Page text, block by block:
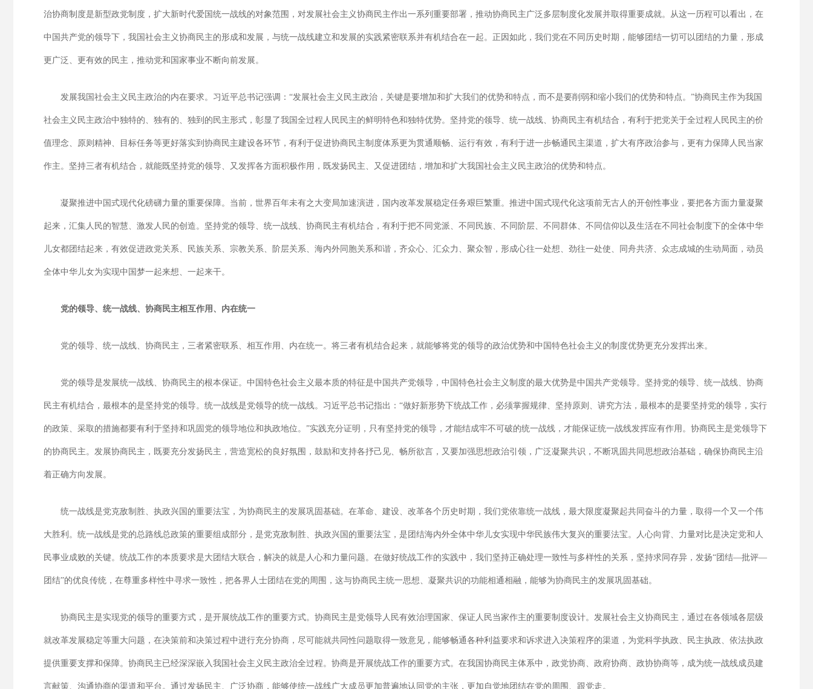
治协商制度是新型政党制度，扩大新时代爱国统一战线的对象范围，对发展社会主义协商民主作出一系列重要部署，推动协商民主广泛多层制度化发展并取得重要成就。从这一历程可以看出，在
中国共产党的领导下，我国社会主义协商民主的形成和发展，与统一战线建立和发展的实践紧密联系并有机结合在一起。正因如此，我们党在不同历史时期，能够团结一切可以团结的力量，形成
更广泛、更有效的民主，推动党和国家事业不断向前发展。
发展我国社会主义民主政治的内在要求。习近平总书记强调：“发展社会主义民主政治，关键是要增加和扩大我们的优势和特点，而不是要削弱和缩小我们的优势和特点。”协商民主作为我国
社会主义民主政治中独特的、独有的、独到的民主形式，彰显了我国全过程人民民主的鲜明特色和独特优势。坚持党的领导、统一战线、协商民主有机结合，有利于把党关于全过程人民民主的价
值理念、原则精神、目标任务等更好落实到协商民主建设各环节，有利于促进协商民主制度体系更为贯通顺畅、运行有效，有利于进一步畅通民主渠道，扩大有序政治参与，更有力保障人民当家
作主。坚持三者有机结合，就能既坚持党的领导、又发挥各方面积极作用，既发扬民主、又促进团结，增加和扩大我国社会主义民主政治的优势和特点。
凝聚推进中国式现代化磅礴力量的重要保障。当前，世界百年未有之大变局加速演进，国内改革发展稳定任务艰巨繁重。推进中国式现代化这项前无古人的开创性事业，要把各方面力量凝聚
起来，汇集人民的智慧、激发人民的创造。坚持党的领导、统一战线、协商民主有机结合，有利于把不同党派、不同民族、不同阶层、不同群体、不同信仰以及生活在不同社会制度下的全体中华
儿女都团结起来，有效促进政党关系、民族关系、宗教关系、阶层关系、海内外同胞关系和谐，齐众心、汇众力、聚众智，形成心往一处想、劲往一处使、同舟共济、众志成城的生动局面，动员
全体中华儿女为实现中国梦一起来想、一起来干。
党的领导、统一战线、协商民主相互作用、内在统一
党的领导、统一战线、协商民主，三者紧密联系、相互作用、内在统一。将三者有机结合起来，就能够将党的领导的政治优势和中国特色社会主义的制度优势更充分发挥出来。
党的领导是发展统一战线、协商民主的根本保证。中国特色社会主义最本质的特征是中国共产党领导，中国特色社会主义制度的最大优势是中国共产党领导。坚持党的领导、统一战线、协商
民主有机结合，最根本的是坚持党的领导。统一战线是党领导的统一战线。习近平总书记指出：“做好新形势下统战工作，必须掌握规律、坚持原则、讲究方法，最根本的是要坚持党的领导，实行
的政策、采取的措施都要有利于坚持和巩固党的领导地位和执政地位。”实践充分证明，只有坚持党的领导，才能结成牢不可破的统一战线，才能保证统一战线发挥应有作用。协商民主是党领导下
的协商民主。发展协商民主，既要充分发扬民主，营造宽松的良好氛围，鼓励和支持各抒己见、畅所欲言，又要加强思想政治引领，广泛凝聚共识，不断巩固共同思想政治基础，确保协商民主沿
着正确方向发展。
统一战线是党克敌制胜、执政兴国的重要法宝，为协商民主的发展巩固基础。在革命、建设、改革各个历史时期，我们党依靠统一战线，最大限度凝聚起共同奋斗的力量，取得一个又一个伟
大胜利。统一战线是党的总路线总政策的重要组成部分，是党克敌制胜、执政兴国的重要法宝，是团结海内外全体中华儿女实现中华民族伟大复兴的重要法宝。人心向背、力量对比是决定党和人
民事业成败的关键。统战工作的本质要求是大团结大联合，解决的就是人心和力量问题。在做好统战工作的实践中，我们坚持正确处理一致性与多样性的关系，坚持求同存异，发扬“团结—批评—
团结”的优良传统，在尊重多样性中寻求一致性，把各界人士团结在党的周围，这与协商民主统一思想、凝聚共识的功能相通相融，能够为协商民主的发展巩固基础。
协商民主是实现党的领导的重要方式，是开展统战工作的重要方式。协商民主是党领导人民有效治理国家、保证人民当家作主的重要制度设计。发展社会主义协商民主，通过在各领域各层级
就改革发展稳定等重大问题，在决策前和决策过程中进行充分协商，尽可能就共同性问题取得一致意见，能够畅通各种利益要求和诉求进入决策程序的渠道，为党科学执政、民主执政、依法执政
提供重要支撑和保障。协商民主已经深深嵌入我国社会主义民主政治全过程。协商是开展统战工作的重要方式。在我国协商民主体系中，政党协商、政府协商、政协协商等，成为统一战线成员建
言献策、沟通协商的渠道和平台。通过发扬民主、广泛协商，能够使统一战线广大成员更加普遍地认同党的主张，更加自觉地团结在党的周围、跟党走。